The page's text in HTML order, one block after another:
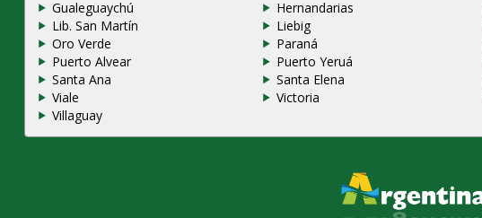
Gualeguaychú
Hernandarias
Lib. San Martín
Liebig
Oro Verde
Paraná
Puerto Alvear
Puerto Yeruá
Santa Ana
Santa Elena
Viale
Victoria
Villaguay